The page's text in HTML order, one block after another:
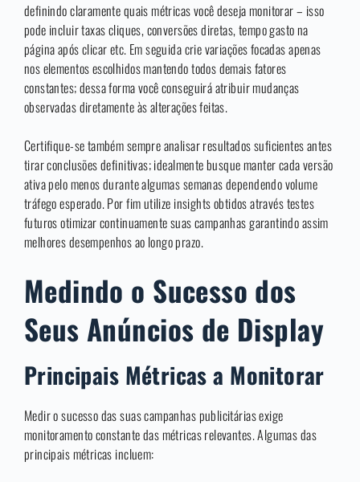
definindo claramente quais métricas você deseja monitorar – isso
pode incluir taxas cliques, conversões diretas, tempo gasto na
página após clicar etc. Em seguida crie variações focadas apenas
nos elementos escolhidos mantendo todos demais fatores
constantes; dessa forma você conseguirá atribuir mudanças
observadas diretamente às alterações feitas.
Certifique-se também sempre analisar resultados suficientes antes
tirar conclusões definitivas; idealmente busque manter cada versão
ativa pelo menos durante algumas semanas dependendo volume
tráfego esperado. Por fim utilize insights obtidos através testes
futuros otimizar continuamente suas campanhas garantindo assim
melhores desempenhos ao longo prazo.
Medindo o Sucesso dos
Seus Anúncios de Display
Principais Métricas a Monitorar
Medir o sucesso das suas campanhas publicitárias exige
monitoramento constante das métricas relevantes. Algumas das
principais métricas incluem: